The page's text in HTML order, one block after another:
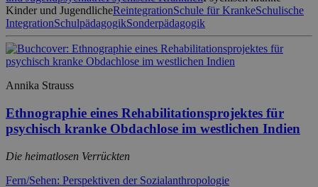
Kinder und JugendlicheReintegrationSchule für KrankeSchulische
IntegrationSchulpädagogikSonderpädagogik
Annika Strauss
Ethnographie eines Rehabilitationsprojektes für
psychisch kranke Obdachlose im westlichen Indien
Die heimatlosen Verrückten
Fern/Sehen: Perspektiven der Sozialanthropologie